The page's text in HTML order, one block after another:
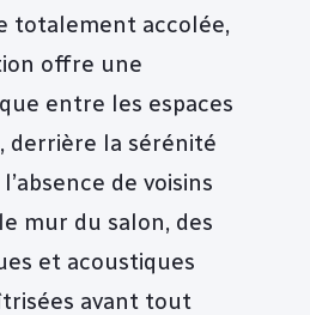
totalement accolée,
offre une
entre les espaces
derrière la sérénité
de voisins
mur du salon, des
et acoustiques
avant tout